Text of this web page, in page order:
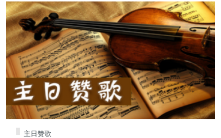
主日赞歌